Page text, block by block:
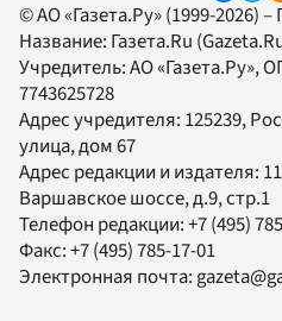
© АО «Газета.Ру» (1999-2026)
Название: Газета.Ru
Учредитель:АО «Газета.Ру»,
7743625728
Адрес учредителя: 125239,
улица, дом 67
Адрес редакции и издателя:
Варшавское шоссе, д.9, стр.1
Телефон редакции:+7 (495)
Факс:+7 (495) 785-17-01
Электронная почта: